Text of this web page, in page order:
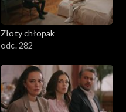
Złoty chłopak
odc. 282